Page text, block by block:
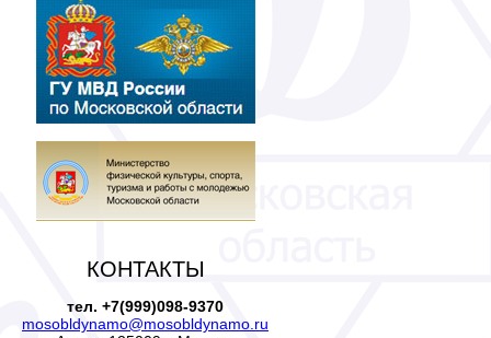
КОНТАКТЫ
тел. +7(999)098-9370
mosobldynamo@mosobldynamo.ru